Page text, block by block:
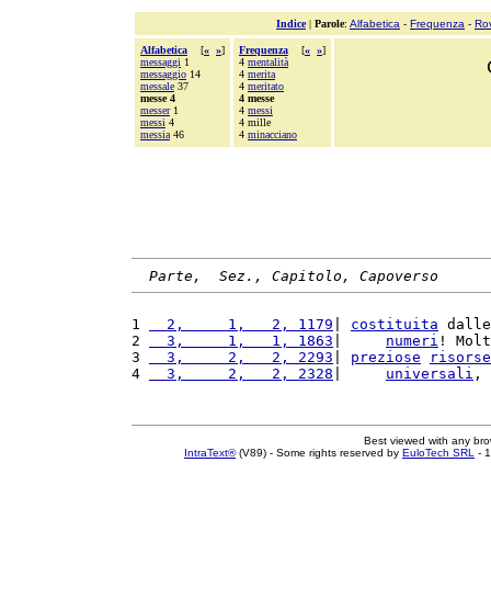
Indice| Parole: Alfabetica - Frequenza -
Alfabetica [« »]
messaggi 1
messaggio 14
messale 37
messe 4
messer1
messi 4
messia 46
Frequenza [« »]
4 mentalità
4 merita
4 meritato
4 messe
4 messi
4 mille
4 minacciano
Parte,  Sez., Capitolo, Capoverso
1
  2,     1,   2, 1179
costituita
2
  3,     1,   1, 1863
numeri !
3
  3,     2,   2, 2293
preziose
risorse
4
  3,     2,   2, 2328
universali ,
Best viewed with any
IntraText®(V89) - Some rights reserved by EuloTech SRL -